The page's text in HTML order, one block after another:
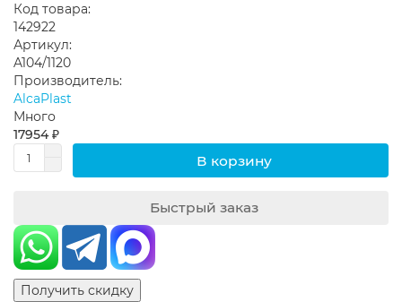
Код товара:
142922
Артикул:
A104/1120
Производитель:
AlcaPlast
Много
17954 ₽
В корзину
Быстрый заказ
Получить скидку